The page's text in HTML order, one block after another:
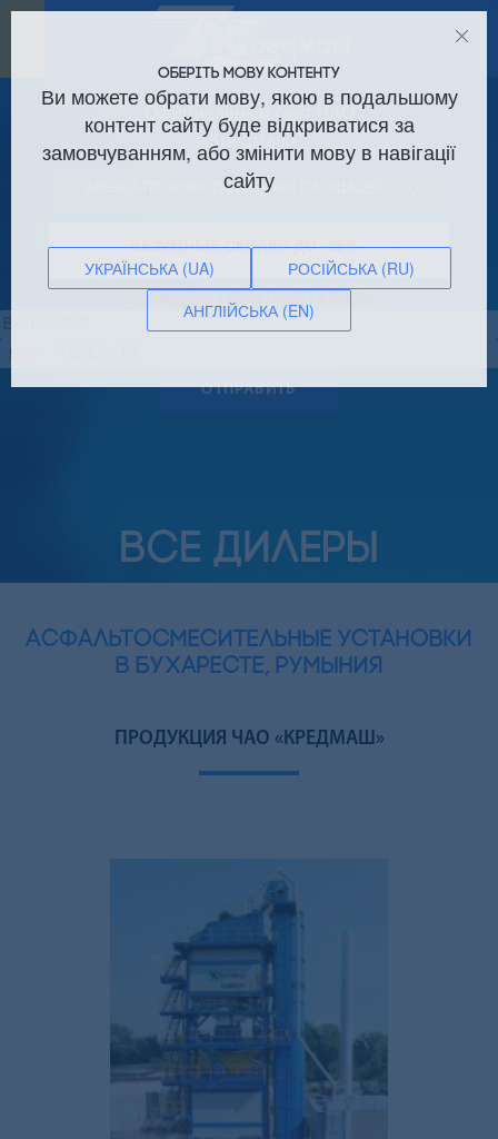
Официальный сайт ЧАО
«Кредмаш»
Аренда производственных площадей!
БЕЗУМНЫЕ СКИДКИ ДО -25%
ЗАКАЗАТЬ ОБРАТНУЮ СВЯЗЬ
ОТПРАВИТЬ
ВСЕ ДИЛЕРЫ
АСФАЛЬТОСМЕСИТЕЛЬНЫЕ УСТАНОВКИ
В БУХАРЕСТЕ, РУМЫНИЯ
ПРОДУКЦИЯ ЧАО «КРЕДМАШ»
ОБЕРІТЬ МОВУ КОНТЕНТУ
Ви можете обрати мову, якою в подальшому
контент сайту буде відкриватися за
замовчуванням, або змінити мову в навігації
сайту
УКРАЇНСЬКА (UA)
РОСІЙСЬКА (RU)
АНГЛІЙСЬКА (EN)